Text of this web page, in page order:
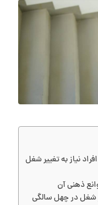
نیاز به تغییر شغل
ذهنی آن
شغل در چهل سالگی